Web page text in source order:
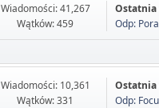
Wiadomości: 41,267
Wątków: 459
Ostatnia
Odp:
Wiadomości: 10,361
Wątków: 331
Odp: